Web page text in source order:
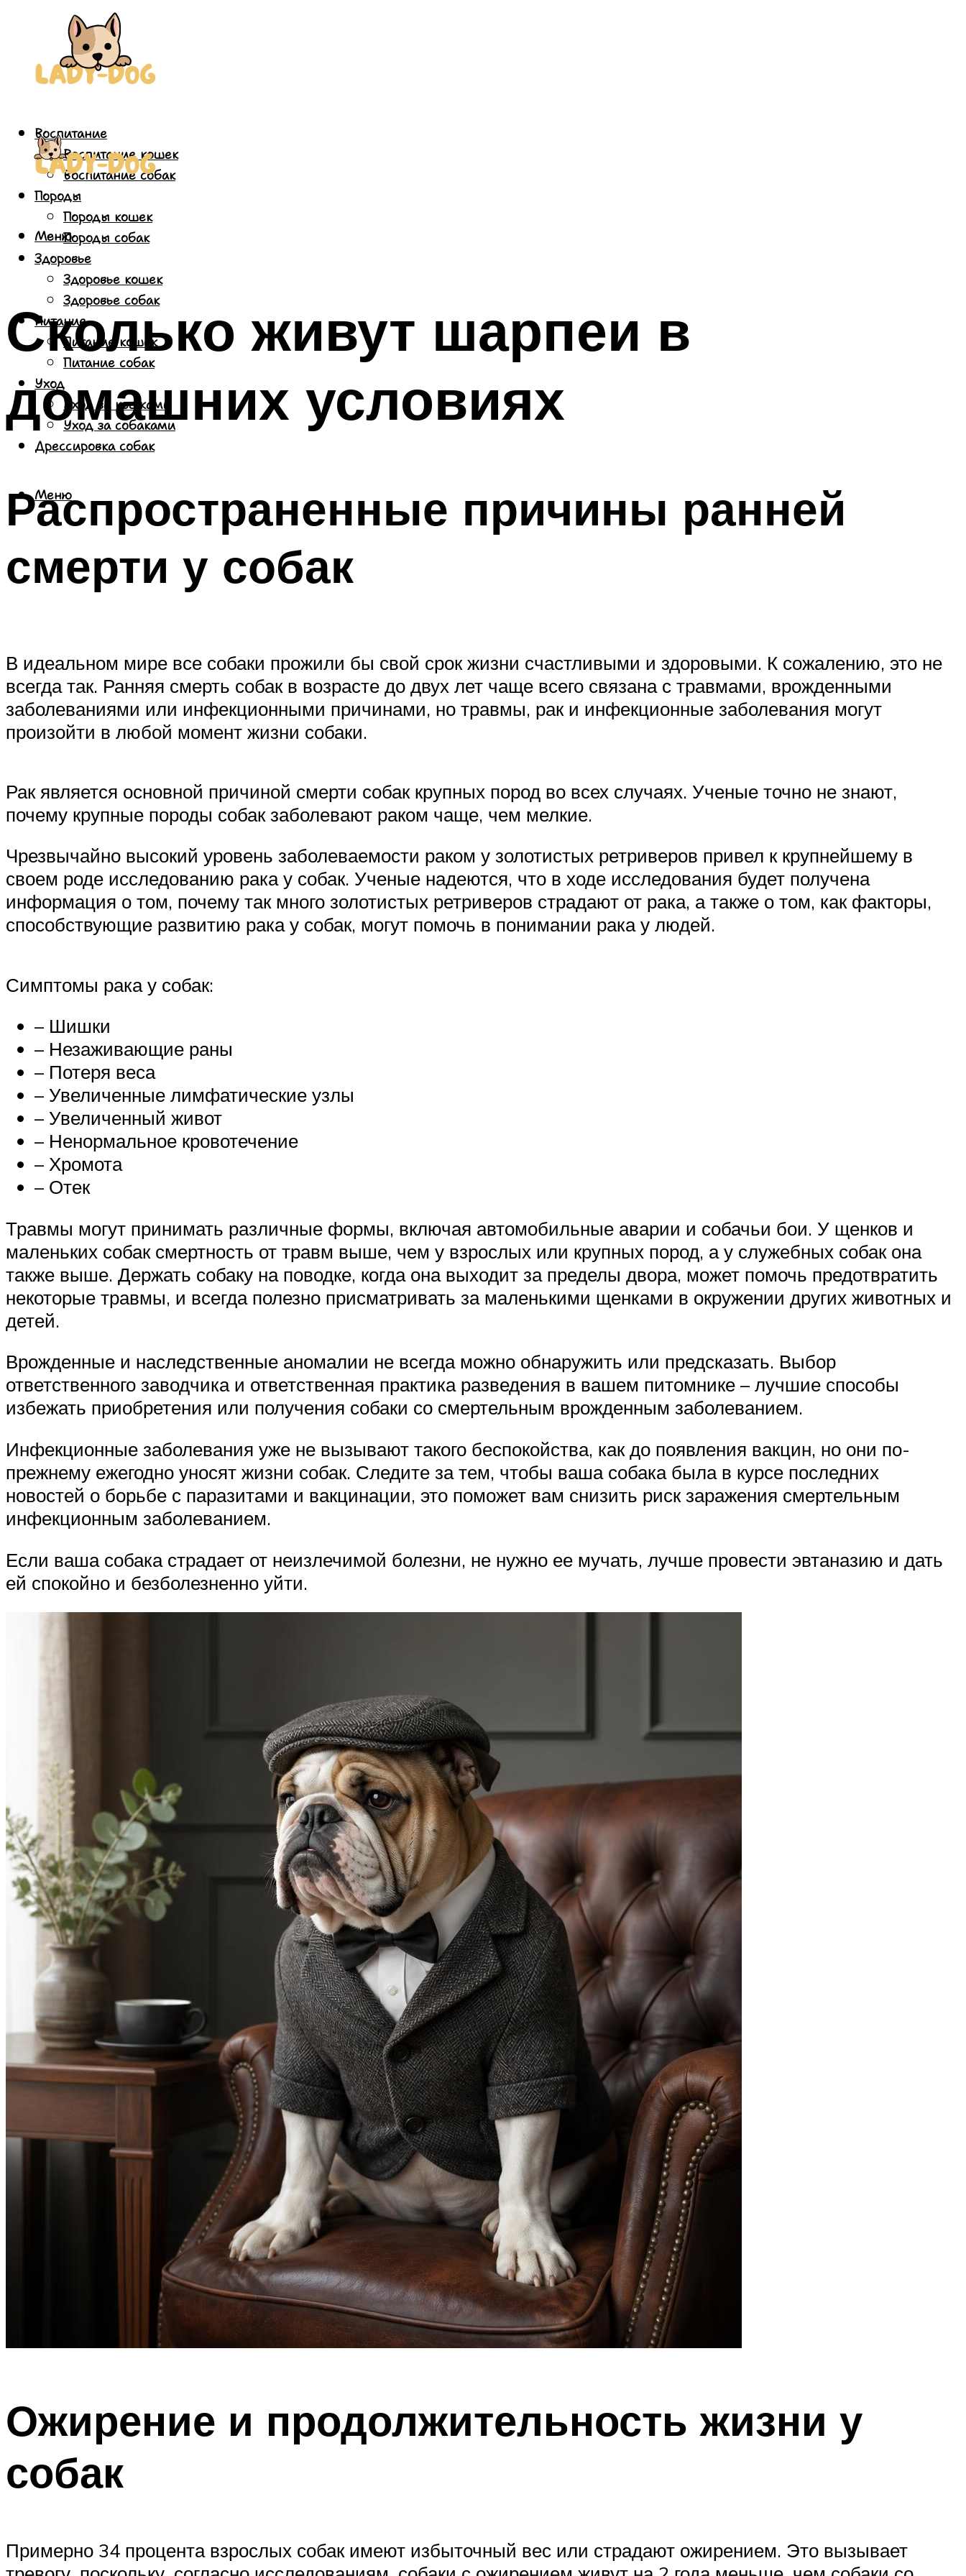
Воспитание
Воспитание кошек
Воспитание собак
Породы
Породы кошек
Породы собак
Здоровье
Здоровье кошек
Здоровье собак
Питание
Питание кошек
Питание собак
Уход
Уход за кошками
Уход за собаками
Дрессировка собак
Меню
Меню
Сколько живут шарпеи в
домашних условиях
Распространенные причины ранней
смерти у собак
В идеальном мире все собаки прожили бы свой срок жизни счастливыми и здоровыми. К сожалению, это не
всегда так. Ранняя смерть собак в возрасте до двух лет чаще всего связана с травмами, врожденными
заболеваниями или инфекционными причинами, но травмы, рак и инфекционные заболевания могут
произойти в любой момент жизни собаки.
Рак является основной причиной смерти собак крупных пород во всех случаях. Ученые точно не знают,
почему крупные породы собак заболевают раком чаще, чем мелкие.
Чрезвычайно высокий уровень заболеваемости раком у золотистых ретриверов привел к крупнейшему в
своем роде исследованию рака у собак. Ученые надеются, что в ходе исследования будет получена
информация о том, почему так много золотистых ретриверов страдают от рака, а также о том, как факторы,
способствующие развитию рака у собак, могут помочь в понимании рака у людей.
Симптомы рака у собак:
– Шишки
– Незаживающие раны
– Потеря веса
– Увеличенные лимфатические узлы
– Увеличенный живот
– Ненормальное кровотечение
– Хромота
– Отек
Травмы могут принимать различные формы, включая автомобильные аварии и собачьи бои. У щенков и
маленьких собак смертность от травм выше, чем у взрослых или крупных пород, а у служебных собак она
также выше. Держать собаку на поводке, когда она выходит за пределы двора, может помочь предотвратить
некоторые травмы, и всегда полезно присматривать за маленькими щенками в окружении других животных и
детей.
Врожденные и наследственные аномалии не всегда можно обнаружить или предсказать. Выбор
ответственного заводчика и ответственная практика разведения в вашем питомнике – лучшие способы
избежать приобретения или получения собаки со смертельным врожденным заболеванием.
Инфекционные заболевания уже не вызывают такого беспокойства, как до появления вакцин, но они по-
прежнему ежегодно уносят жизни собак. Следите за тем, чтобы ваша собака была в курсе последних
новостей о борьбе с паразитами и вакцинации, это поможет вам снизить риск заражения смертельным
инфекционным заболеванием.
Если ваша собака страдает от неизлечимой болезни, не нужно ее мучать, лучше провести эвтаназию и дать
ей спокойно и безболезненно уйти.
Ожирение и продолжительность жизни у
собак
Примерно 34 процента взрослых собак имеют избыточный вес или страдают ожирением. Это вызывает